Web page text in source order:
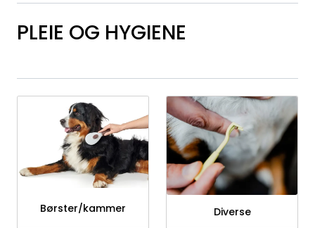
PLEIE OG HYGIENE
Børster/kammer Diverse